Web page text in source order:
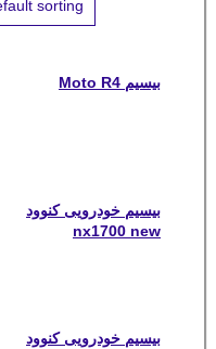
بیسیم Moto R4
بیسیم خودرویی کنوود
nx1700 new
بیسیم خودرویی کنوود